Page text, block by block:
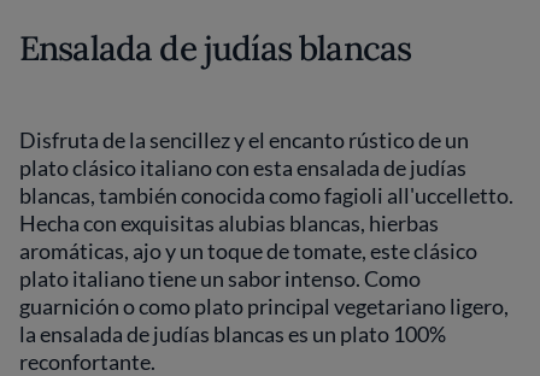
Ensalada de judías blancas
Disfruta de la sencillez y el encanto rústico de un
plato clásico italiano con esta ensalada de judías
blancas, también conocida como fagioli all'uccelletto.
Hecha con exquisitas alubias blancas, hierbas
aromáticas, ajo y un toque de tomate, este clásico
plato italiano tiene un sabor intenso. Como
guarnición o como plato principal vegetariano ligero,
la ensalada de judías blancas es un plato 100%
reconfortante.